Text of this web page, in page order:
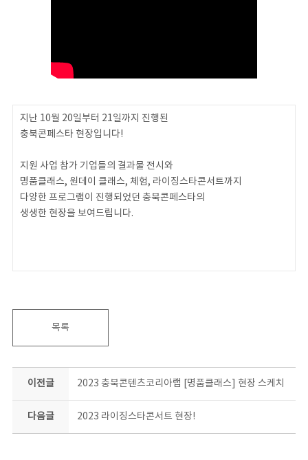
지난 10월 20일부터 21일까지 진행된
충북콘페스타 현장입니다!
지원 사업 참가 기업들의 결과물 전시와
명품클래스, 원데이 클래스, 체험, 라이징스타콘서트까지
다양한 프로그램이 진행되었던 충북콘페스타의
생생한 현장을 보여드립니다.
목록
이전글 2023 충북콘텐츠코리아랩 [명품클래스] 현장 스케치
다음글 2023 라이징스타콘서트 현장!